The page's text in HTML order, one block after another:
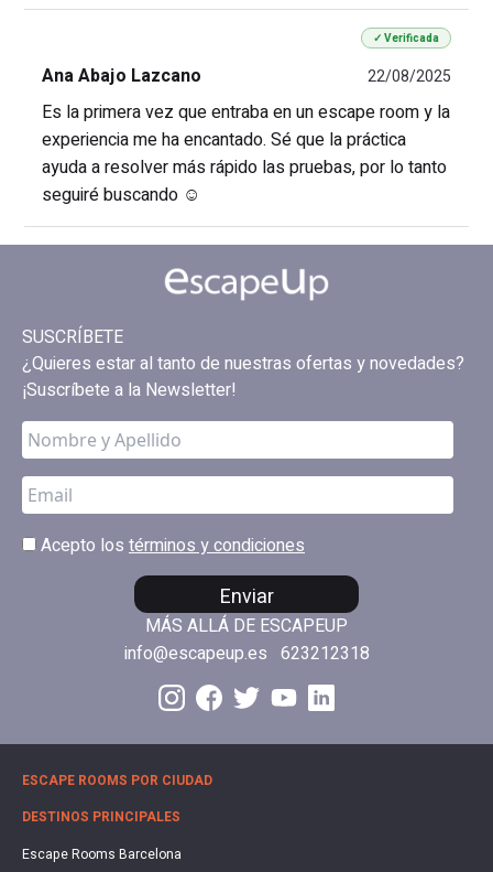
✓ Verificada
Ana Abajo Lazcano 22/08/2025
Es la primera vez que entraba en un escape room y la
experiencia me ha encantado. Sé que la práctica
ayuda a resolver más rápido las pruebas, por lo tanto
seguiré buscando ☺️
SUSCRÍBETE
¿Quieres estar al tanto de nuestras ofertas y novedades?
¡Suscríbete a la Newsletter!
Acepto los términos y condiciones
Enviar
MÁS ALLÁ DE ESCAPEUP
info@escapeup.es 623212318
ESCAPE ROOMS POR CIUDAD
DESTINOS PRINCIPALES
Escape Rooms Barcelona